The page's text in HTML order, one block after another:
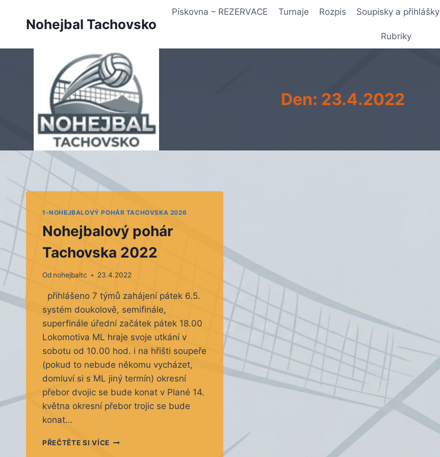
Nohejbal Tachovsko
Pískovna – REZERVACE Turnaje Rozpis Soupisky a přihlášky
Rubriky
Den: 23.4.2022
1-NOHEJBALOVÝ POHÁR TACHOVSKA 2026
Nohejbalový pohár
Tachovska 2022
Od nohejbaltc 23.4.2022
přihlášeno 7 týmů zahájení pátek 6.5.
systém doukolově, semifinále,
superfinále úřední začátek pátek 18.00
Lokomotiva ML hraje svoje utkání v
sobotu od 10.00 hod. i na hřišti soupeře
(pokud to nebude někomu vycházet,
domluví si s ML jiný termín) okresní
přebor dvojic se bude konat v Plané 14.
května okresní přebor trojic se bude
konat…
PŘEČTĚTE SI VÍCENOHEJBALOVÝ